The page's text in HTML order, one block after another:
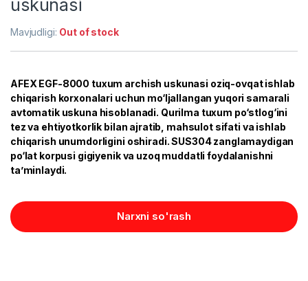
uskunasi
Mavjudligi: Out of stock
AFEX EGF-8000 tuxum archish uskunasi oziq-ovqat ishlab
chiqarish korxonalari uchun mo‘ljallangan yuqori samarali
avtomatik uskuna hisoblanadi. Qurilma tuxum po‘stlog‘ini
tez va ehtiyotkorlik bilan ajratib, mahsulot sifati va ishlab
chiqarish unumdorligini oshiradi. SUS304 zanglamaydigan
po‘lat korpusi gigiyenik va uzoq muddatli foydalanishni
ta’minlaydi.
Narxni so'rash